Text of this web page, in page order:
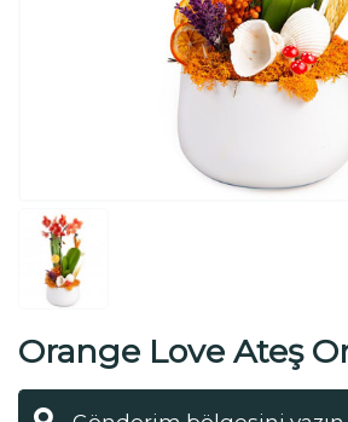
Orange Love Ateş